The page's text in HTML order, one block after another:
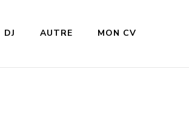
DJ AUTRE MON CV